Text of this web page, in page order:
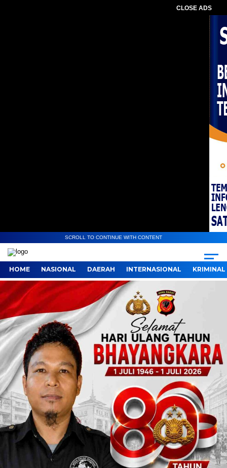
CLOSE ADS
SCROLL TO CONTINUE WITH CONTENT
HOME NASIONAL DAERAH INTERNASIONAL KRIMINAL